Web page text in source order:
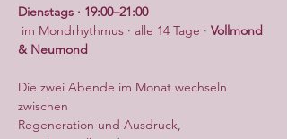
Dienstags · 19:00–21:00
im Mondrhythmus · alle 14 Tage · Vollmond
& Neumond
Die zwei Abende im Monat wechseln
zwischen
Regeneration und Ausdruck,